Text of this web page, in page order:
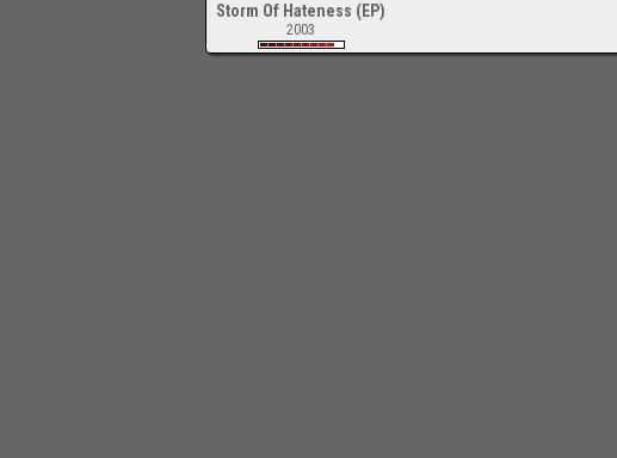
Storm Of Hateness (EP)
2003